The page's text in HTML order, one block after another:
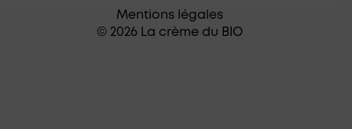
Mentions légales
© 2026 La crème du BIO